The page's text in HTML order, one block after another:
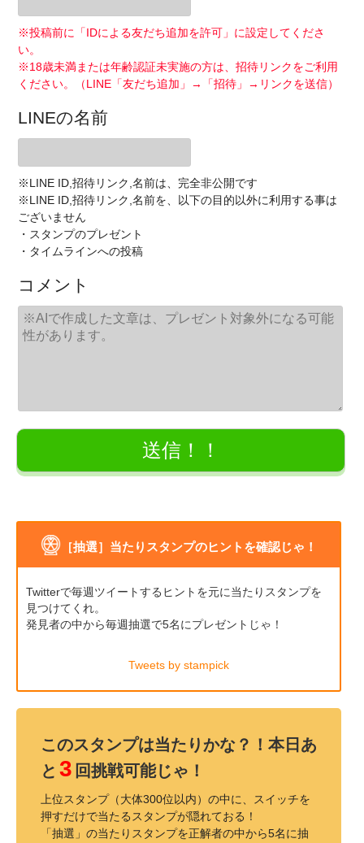
※投稿前に「IDによる友だち追加を許可」に設定してくださ
い。
※18歳未満または年齢認証未実施の方は、招待リンクをご利用
ください。（LINE「友だち追加」→「招待」→リンクを送信）
LINEの名前
※LINE ID,招待リンク,名前は、完全非公開です
※LINE ID,招待リンク,名前を、以下の目的以外に利用する事は
ございません
・スタンプのプレゼント
・タイムラインへの投稿
コメント
［抽選］当たりスタンプのヒントを確認じゃ！
Twitterで毎週ツイートするヒントを元に当たりスタンプを
見つけてくれ。
発見者の中から毎週抽選で5名にプレゼントじゃ！
Tweets by stampick
このスタンプは当たりかな？！本日あ
と 3 回挑戦可能じゃ！
上位スタンプ（大体300位以内）の中に、スイッチを
押すだけで当たるスタンプが隠れておる！
「抽選」の当たりスタンプを正解者の中から5名に抽